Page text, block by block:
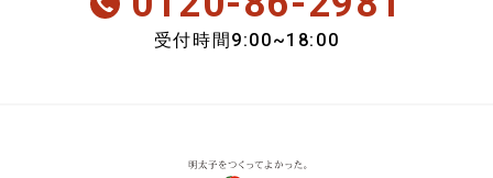
会員のみ特別送料
受付時間 9:00~18:00